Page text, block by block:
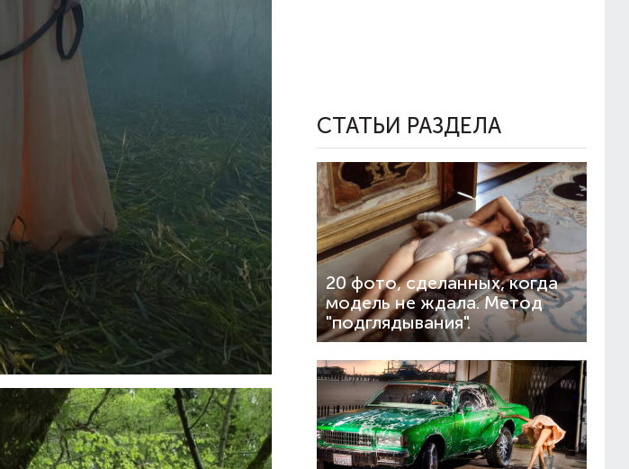
СТАТЬИ РАЗДЕЛА
20 фото, сделанных, когда
модель не ждала. Метод
"подглядывания".